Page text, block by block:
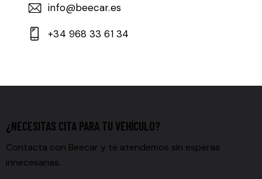
info@beecar.es
+34 968 33 61 34
¿NECESITAS CITA PARA TU VEHÍCULO?
Contacta con Beecar y te atendemos sin esperas
innecesarias.